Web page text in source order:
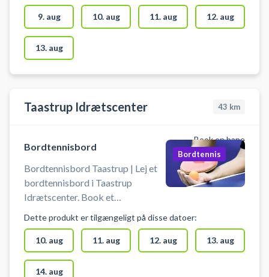
centralt beliggende hos DGI Byen
København. DGI Byen på
Tietgensgade 65, 1704
København V, byder udover leje af
bordtennisbord på en lang række
badminton, pickleball m.fl. under
samme tag i centrum af
9. aug 10. aug 11. aug 12. aug
13. aug
Taastrup Idrætscenter 43 km
Book en bane
Bordtennisbord
Bordtennisbord Taastrup | Lej et
bordtennisbord i Taastrup
Idrætscenter. Book et
i Taastrup. Du skal selv medbringe
bat og bolde. Må kun benyttes
med indendørssko. Kun adgang
for dem der skal spille. Ikke
Bordtennis
Dette produkt er tilgængeligt på disse datoer:
10. aug 11. aug 12. aug 13. aug
14. aug